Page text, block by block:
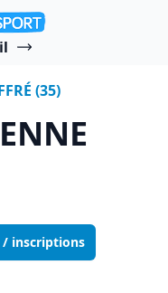
(35)
/ inscriptions